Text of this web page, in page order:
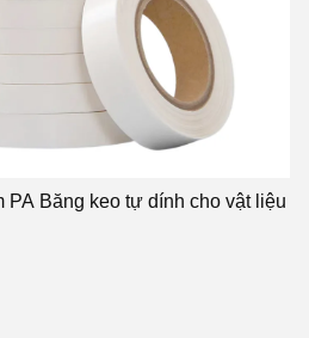
PA Băng keo tự dính cho vật liệu